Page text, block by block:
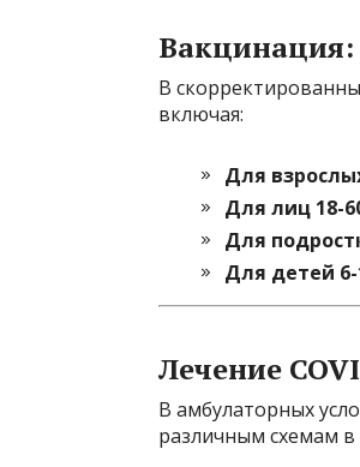
В
включая:
Для
Для лиц 18-
Для
Для детей 6-
Лечение
В амбулаторных
различным схемам